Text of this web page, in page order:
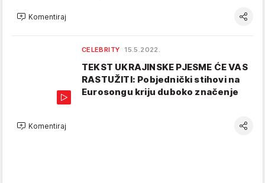
Komentiraj
CELEBRITY 15.5.2022.
TEKST UKRAJINSKE PJESME ĆE VAS
RASTUŽITI: Pobjednički stihovi na
Eurosongu kriju duboko značenje
Komentiraj